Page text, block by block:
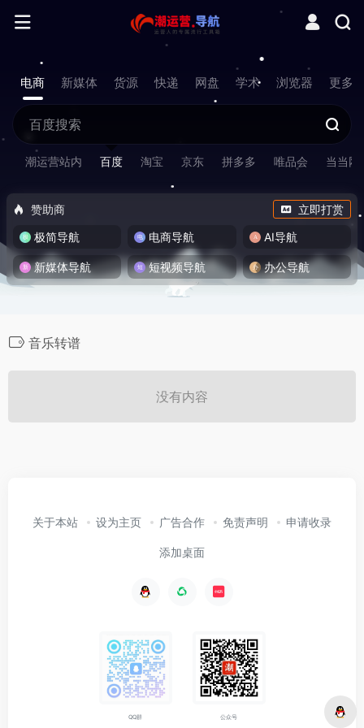
电商 新媒体 货源 快递 网盘 学术 浏览器 更多
潮运营站内 百度 淘宝 京东 拼多多 唯品会 当当网
赞助商
立即打赏
极简导航
电商导航 AI导航
新媒体导航 短视频导航 办公导航
音乐转谱
没有内容
关于本站 设为主页 广告合作 免责声明 申请收录
添加桌面
QQ群 公众号